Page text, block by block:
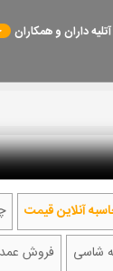
داران و همکاران
آنلاین قیمت
شاسی فروش